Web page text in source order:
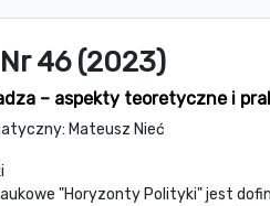
46 (2023)
– aspekty teoretyczne i
Mateusz Nieć
"Horyzonty Polityki" jest